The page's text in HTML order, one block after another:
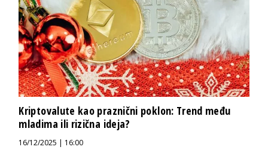
Kriptovalute kao praznični poklon: Trend među
mladima ili rizična ideja?
16/12/2025 | 16:00